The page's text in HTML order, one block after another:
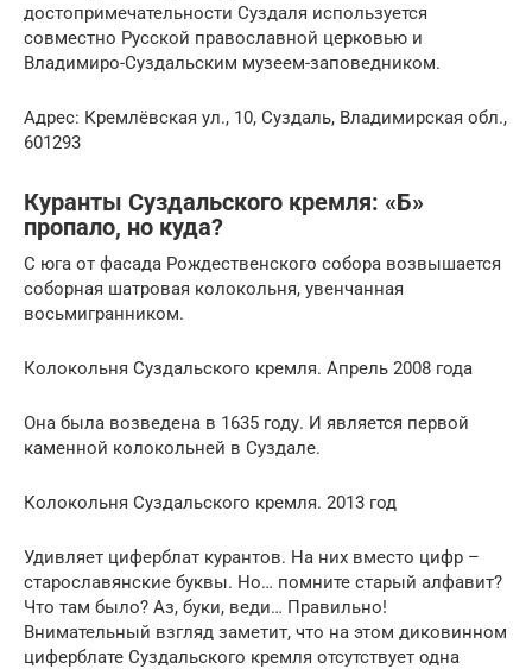
достопримечательности Суздаля используется
совместно Русской православной церковью и
Владимиро-Суздальским музеем-заповедником.
Адрес: Кремлёвская ул., 10, Суздаль, Владимирская обл.,
601293
Куранты Суздальского кремля: «Б»
пропало, но куда?
С юга от фасада Рождественского собора возвышается
соборная шатровая колокольня, увенчанная
восьмигранником.
Колокольня Суздальского кремля. Апрель 2008 года
Она была возведена в 1635 году. И является первой
каменной колокольней в Суздале.
Колокольня Суздальского кремля. 2013 год
Удивляет циферблат курантов. На них вместо цифр –
старославянские буквы. Но… помните старый алфавит?
Что там было? Аз, буки, веди… Правильно!
Внимательный взгляд заметит, что на этом диковинном
циферблате Суздальского кремля отсутствует одна